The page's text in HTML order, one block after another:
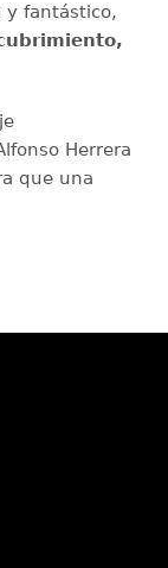
y fantástico,
Herrera
que una